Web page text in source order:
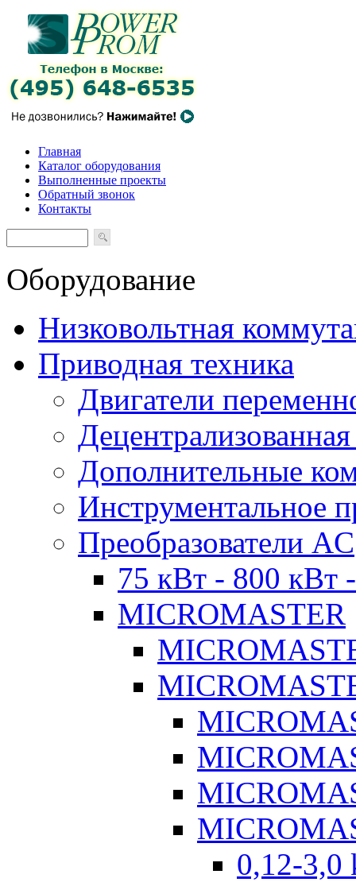
Главная
Каталог оборудования
Выполненные проекты
Обратный звонок
Контакты
Оборудование
Низковольтная
Приводная техника
Двигатели
Дополнительные
Инструментальное
Преобразователи AC
75 кВт - 800 кВт
MICROMASTER
0,12-3,0